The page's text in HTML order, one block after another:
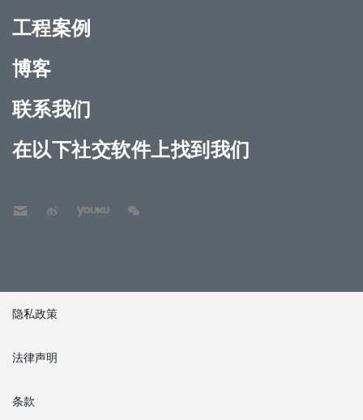
工程案例
博客
联系我们
在以下社交软件上找到我们
隐私政策
法律声明
条款